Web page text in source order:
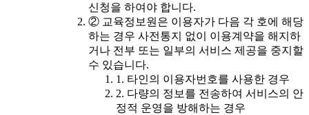
신청을 하여야 합니다.
② 교육정보원은 이용자가 다음 각 호에 해당
하는 경우 사전통지 없이 이용계약을 해지하
거나 전부 또는 일부의 서비스 제공을 중지할
수 있습니다.
1. 타인의 이용자번호를 사용한 경우
2. 다량의 정보를 전송하여 서비스의 안
정적 운영을 방해하는 경우